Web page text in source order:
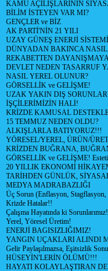
KAMU AÇILIŞLARININ
BİLİM İSTEYEN VAR MI?
GENÇLER ve BİZ
AK PARTİ'NİN 21 YILI
UZAY GÜNEŞ ENERJİ SİSTEMİ
DÜNYADAN BAKINCA
REKABETTEN
DEVLET NEDEN TASARRUF
NASIL YEREL OLUNUR?
GÖRSELLİK ve GELİŞME!
UZAK YAKIN DIŞ
İŞÇİLERİMİZİN HALİ!
KRİZDE KAMUSAL
15 TEMMUZ NEDEN OLDU?
ALKIŞLARLA BATIYORUZ!!!
YÖRESEL/YEREL, ÜRÜN/
KRİZDEN BUĞRANA,
GÖRSELLİK ve GELİŞME!
20 YILLIK EKONOMİ
TARİHDEN GÜNLÜK,
MEDYA MADRABAZLIĞI
Üç Sorun (Enflasyon, Stagflasyon,
Krizde Hatalar!!
Çalışma Hayatında ki
Yerel, Yöresel Üretim!
ENERJİ BAGISIZLIĞIMIZ!
YANGIN UÇAKLARI ALINDI
Gelir Paylaşılmazsa, Eşitsizlik
HÜSEYİN'LERİN ÖLÜMÜ!!!
HAYATI KOLAYLAŞTIRAN